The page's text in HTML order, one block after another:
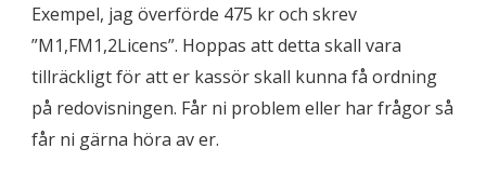
Exempel, jag överförde 475 kr och skrev
”M1,FM1,2Licens”. Hoppas att detta skall vara
tillräckligt för att er kassör skall kunna få ordning
på redovisningen. Får ni problem eller har frågor så
får ni gärna höra av er.